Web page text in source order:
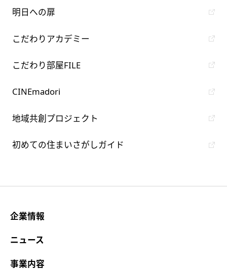
明日への扉
こだわりアカデミー
こだわり部屋FILE
CINEmadori
地域共創プロジェクト
初めての住まいさがしガイド
企業情報
ニュース
事業内容